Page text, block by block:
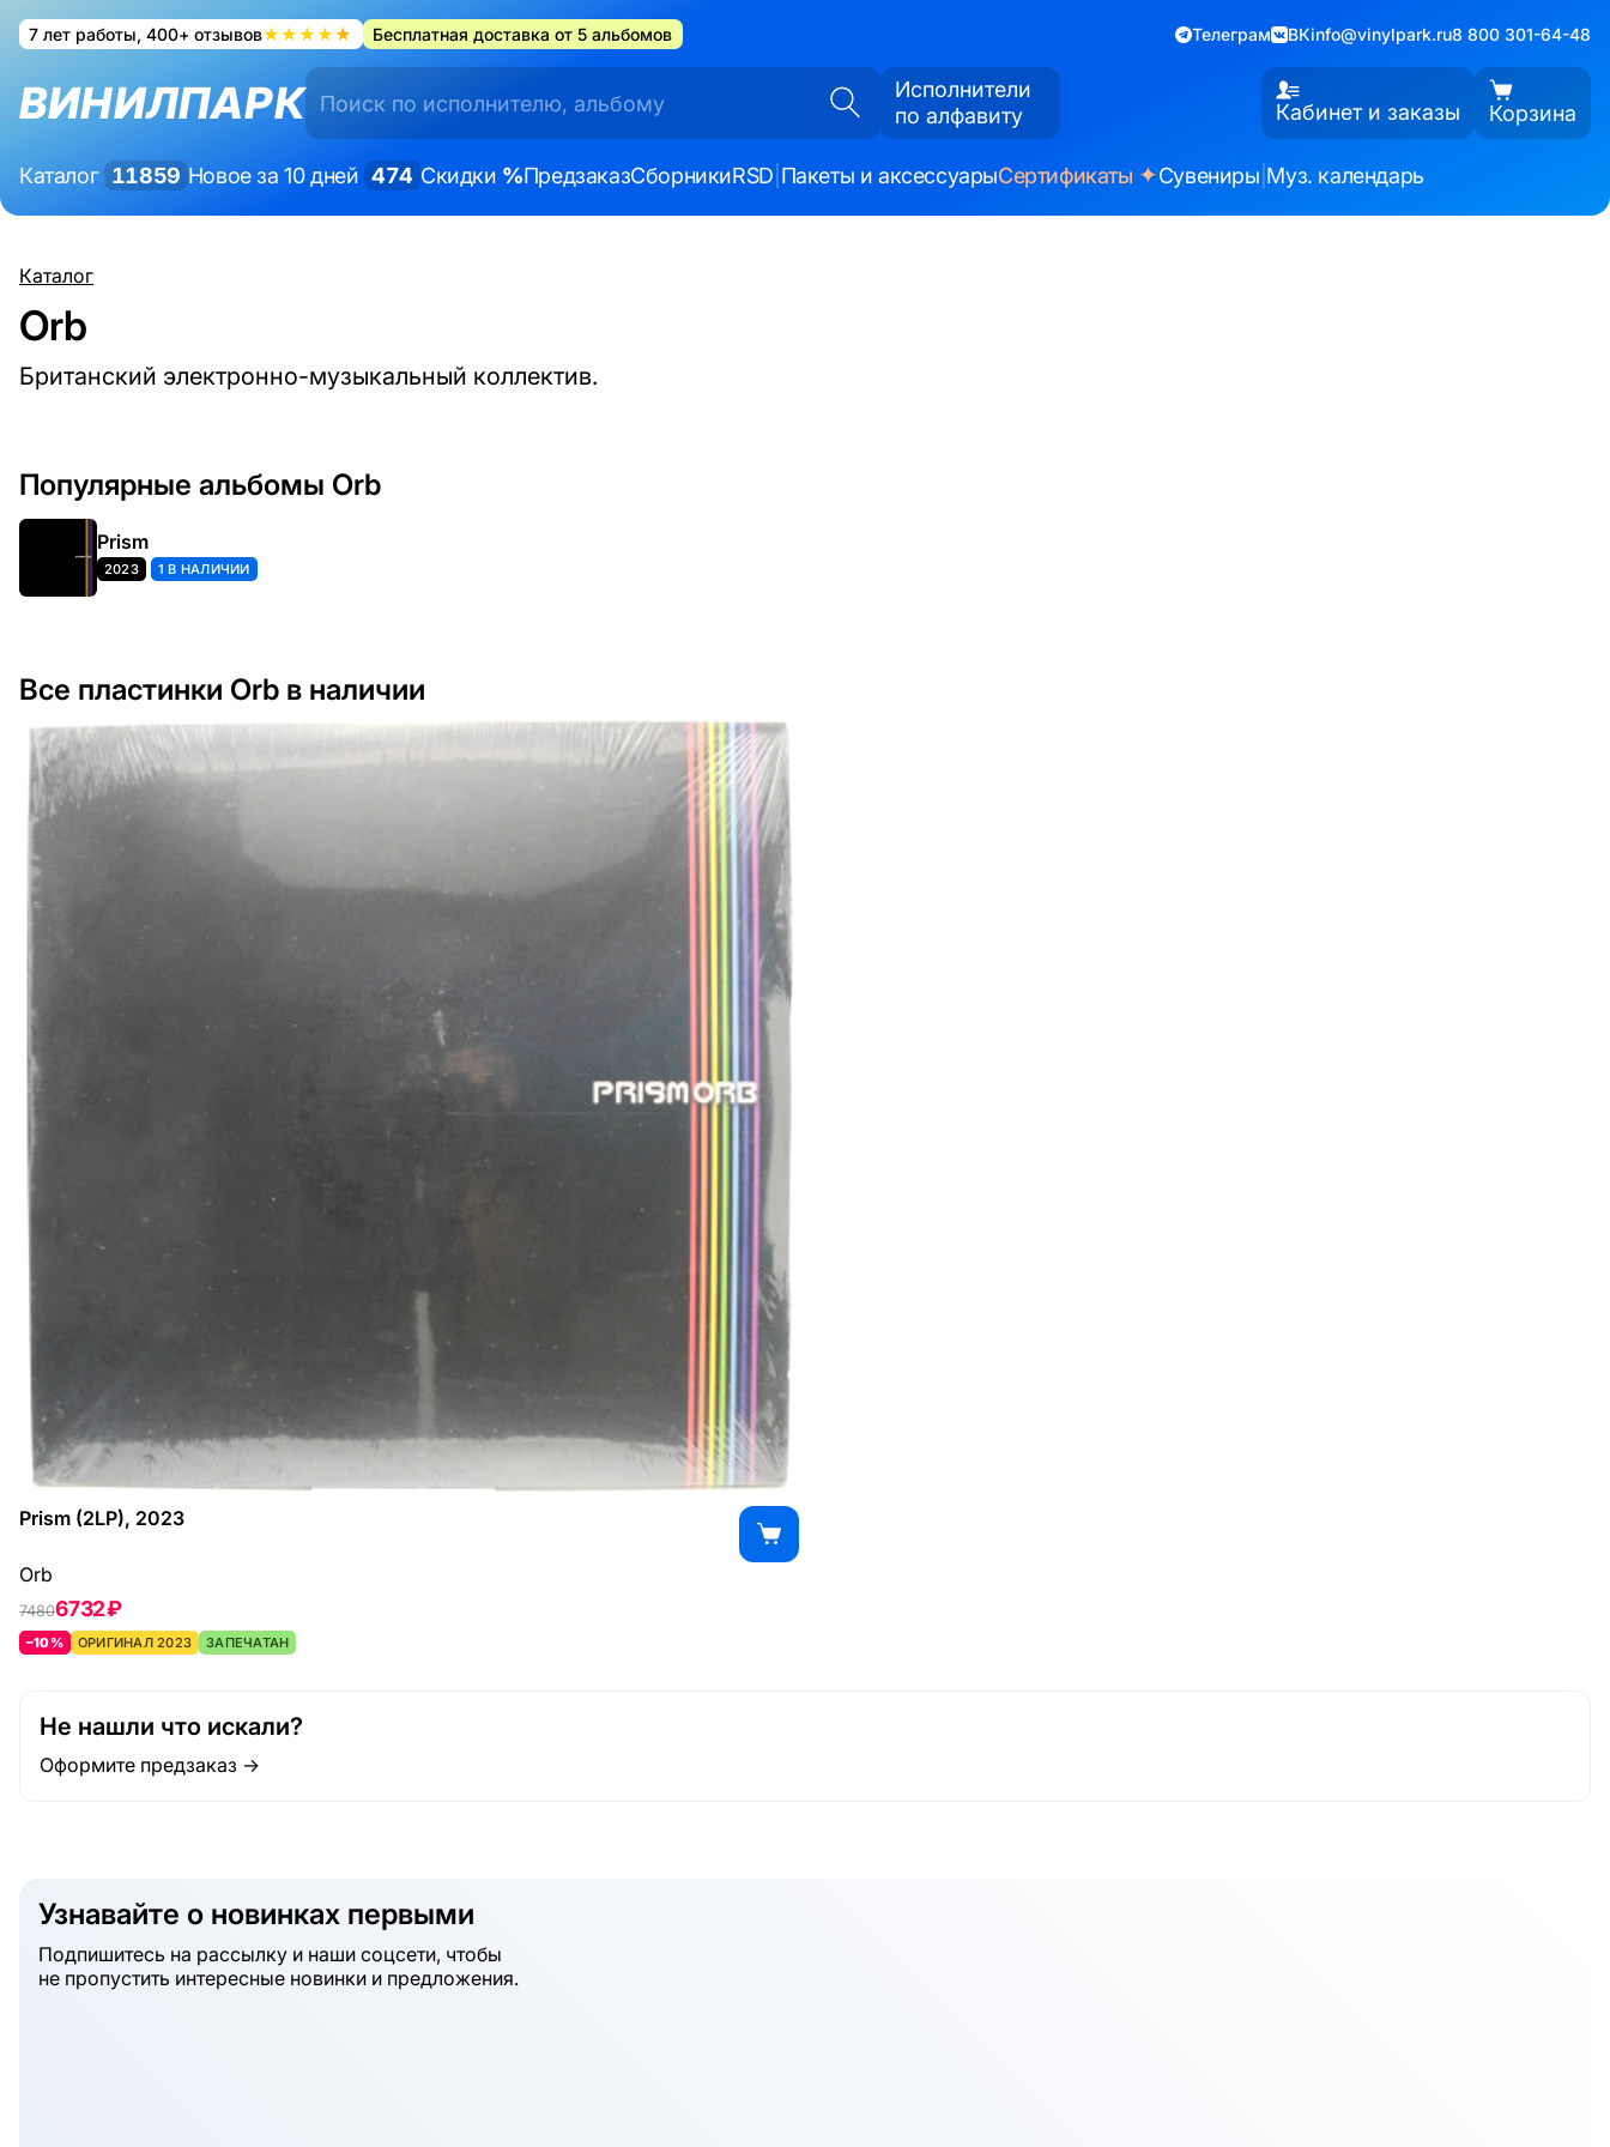
7 лет работы, 400+ отзывов★★★★★ Бесплатная доставка от 5 альбомов Телеграм ВКinfo@vinylpark.ru8 800 301-64-48
ВИНИЛПАРК
Исполнители
по алфавиту
Кабинет и заказы Корзина
Каталог 11859 Новое за 10 дней 474 Скидки %ПредзаказСборникиRSD Пакеты и аксессуарыСертификаты ✦Сувениры Муз. календарь
Каталог
Orb
Британский электронно-музыкальный коллектив.
Популярные альбомы Orb
Prism
2023 1 В НАЛИЧИИ
Все пластинки Orb в наличии
Prism (2LP), 2023
Orb
74806732 ₽
–10% ОРИГИНАЛ 2023 ЗАПЕЧАТАН
Не нашли что искали?
Оформите предзаказ →
Узнавайте о новинках первыми
Подпишитесь на рассылку и наши соцсети, чтобы
не пропустить интересные новинки и предложения.